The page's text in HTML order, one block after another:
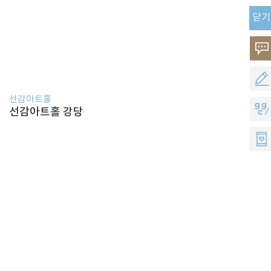
고
리
공
모
지
지
닫기
선감아트홀
선감아트홀 강당